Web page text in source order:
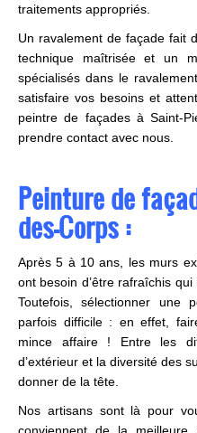
traitements appropriés.
Un ravalement de façade fait
technique maîtrisée et un
spécialisés dans le
satisfaire vos besoins et
peintre de façades à Saint-
prendre contact avec nous.
Peinture de
des-Corps :
Après 5 à 10 ans, les murs
ont besoin d’être rafraîchis
Toutefois, sélectionner une
parfois difficile : en effet,
mince affaire ! Entre les
d’extérieur et la diversité des
donner de la tête.
Nos artisans sont là pour
conviennent de la